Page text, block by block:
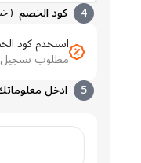
كود الخصم (خياري )
استخدم كود الخصم
مطلوب تسجيل الدخول
ادخل معلوماتك